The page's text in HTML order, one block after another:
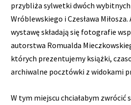
przybliża sylwetki dwóch
Wróblewskiego i Czesława
wystawę składają się fotografie
autorstwa Romualda
których prezentujemy książki,
archiwalne pocztówki z widokami
W tym miejscu chciałabym zwrócić